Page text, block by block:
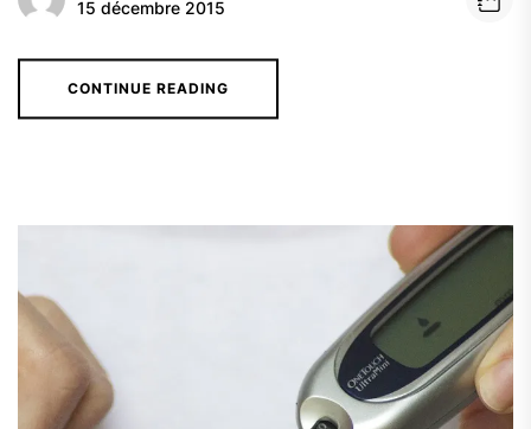
15 décembre 2015
CONTINUE READING